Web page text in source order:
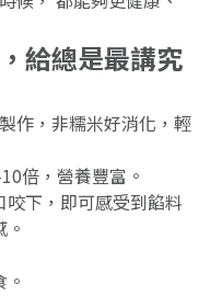
給總是最講究
作，非糯米好消化，輕
倍，營養豐富。
下，即可感受到餡料